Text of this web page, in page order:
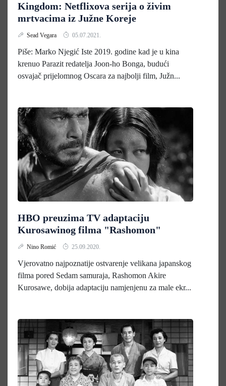
Kingdom: Netflixova serija o živim
mrtvacima iz Južne Koreje
Sead Vegara 05.07.2021.
Piše: Marko Njegić Iste 2019. godine kad je u kina
krenuo Parazit redatelja Joon-ho Bonga, budući
osvajač prijelomnog Oscara za najbolji film, Južn...
HBO preuzima TV adaptaciju
Kurosawinog filma "Rashomon"
Nino Romić 25.09.2020.
Vjerovatno najpoznatije ostvarenje velikana japanskog
filma pored Sedam samuraja, Rashomon Akire
Kurosawe, dobija adaptaciju namjenjenu za male ekr...